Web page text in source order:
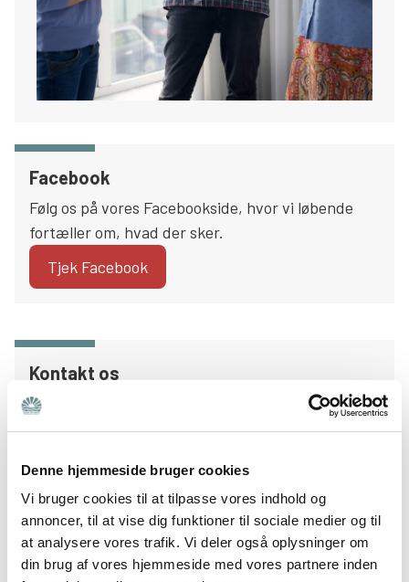
Denne hjemmeside bruger cookies
Vi bruger cookies til at tilpasse vores indhold og
annoncer, til at vise dig funktioner til sociale medier og til
at analysere vores trafik. Vi deler også oplysninger om
din brug af vores hjemmeside med vores partnere inden
Facebook
Følg os på vores Facebookside, hvor vi løbende
fortæller om, hvad der sker.
Tjek Facebook
Kontakt os
Har du spørgsmål eller andet, så kontakt
forperson Sussi Krogsholm på